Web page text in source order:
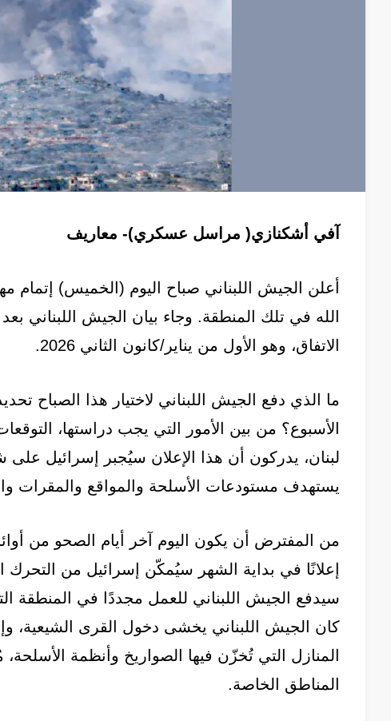
آفي أشكنازي( مراسل عسكري)- معاريف
أعلن الجيش اللبناني صباح اليوم (الخميس)
الله في تلك المنطقة. وجاء بيان الجيش اللبناني
الاتفاق، وهو الأول من يناير/كانون الثاني 2026.
ما الذي دفع الجيش اللبناني لاختيار هذا الصباح
الأسبوع؟ من بين الأمور التي يجب دراستها،
لبنان، يدركون أن هذا الإعلان سيُجبر إسرائيل
يستهدف مستودعات الأسلحة والمواقع والمقرات
من المفترض أن يكون اليوم آخر أيام الصحو من
إعلانًا في بداية الشهر سيُمكّن إسرائيل من
سيدفع الجيش اللبناني للعمل مجددًا في المنطقة
كان الجيش اللبناني يخشى دخول القرى الشيعية،
المنازل التي تُخزّن فيها الصواريخ وأنظمة
المناطق الخاصة.